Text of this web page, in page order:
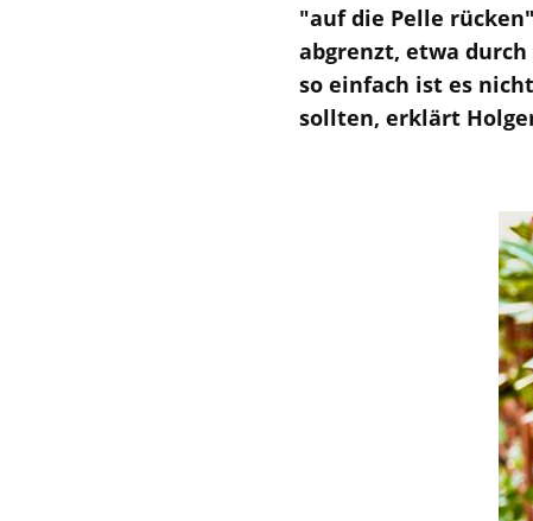
"auf die Pelle
abgrenzt, etwa
so einfach ist es
sollten, erklärt